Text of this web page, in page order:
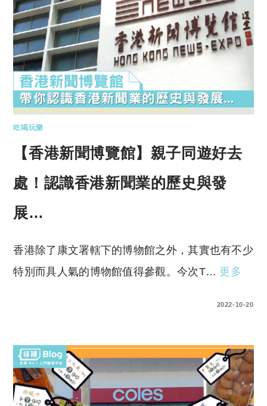
吃喝玩樂
【香港新聞博覽館】親子同遊好去
處！認識香港新聞業的歷史與發
展…
香港除了康文署轄下的博物館之外，其實也有不少
特別而具人氣的博物館值得參觀。今次T… 更多
2022-10-20